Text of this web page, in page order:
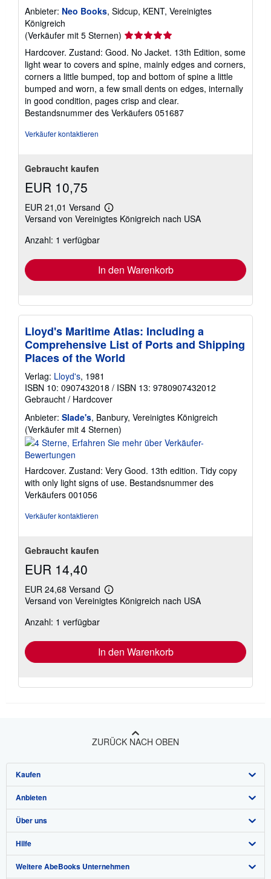
n
o
t
e
n
Anbieter: Neo Books, Sidcup, KENT, Vereinigtes
Königreich
(Verkäufer mit 5 Sternen) Verkäuferbewertung
5
von
5
Sternen
Hardcover. Zustand: Good. No Jacket. 13th Edition, some
light wear to covers and spine, mainly edges and corners,
corners a little bumped, top and bottom of spine a little
bumped and worn, a few small dents on edges, internally
in good condition, pages crisp and clear.
Bestandsnummer des Verkäufers 051687
Verkäufer kontaktieren
Gebraucht kaufen
EUR 10,75
EUR 21,01 Versand
Weitere
Informationen
Versand von Vereinigtes Königreich nach USA
Anzahl: 1 verfügbar
In den Warenkorb
Lloyd's Maritime Atlas: Including a
Comprehensive List of Ports and Shipping
Places of the World
Verlag: Lloyd's, 1981
ISBN 10: 0907432018 / ISBN 13: 9780907432012
Gebraucht / Hardcover
Anbieter: Slade's, Banbury, Vereinigtes Königreich
(Verkäufer mit 4 Sternen)
4
5
Sternen
Hardcover. Zustand: Very Good. 13th edition. Tidy copy
with only light signs of use. Bestandsnummer des
Verkäufers 001056
Verkäufer kontaktieren
Gebraucht kaufen
EUR 14,40
EUR 24,68 Versand
Weitere
Informationen
Versand von Vereinigtes Königreich nach USA
Anzahl: 1 verfügbar
In den Warenkorb
ZURÜCK NACH OBEN
Kaufen
Detailsuche
Sammlungen
Nutzerkonto
Meine Bestellungen
Anbieten
Verkäufer werden
Partnerprogramm
Empfehlen Sie einen Verkäufer
Über uns
Über uns / Impressum
Presse
Hilfe
Hilfebereich
Weitere AbeBooks Unternehmen